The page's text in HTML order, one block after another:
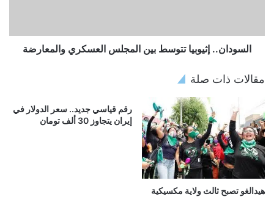
السودان.. إثيوبيا تتوسط بين المجلس العسكري والمعارضة
مقالات ذات صلة
هيدالغو تصبح ثالث ولاية مكسيكية
رقم قياسي جديد.. سعر الدولار في
إيران يتجاوز 30 ألف تومان